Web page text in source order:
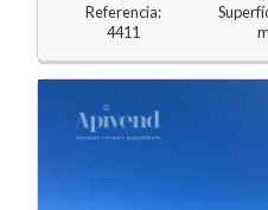
Referencia:
4411